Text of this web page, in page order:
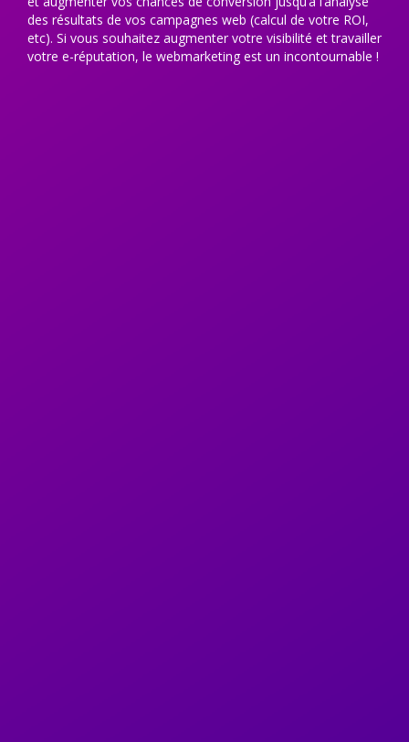
des résultats de vos campagnes web (calcul de votre ROI,
etc). Si vous souhaitez augmenter votre visibilité et travailler
votre e-réputation, le webmarketing est un incontournable !